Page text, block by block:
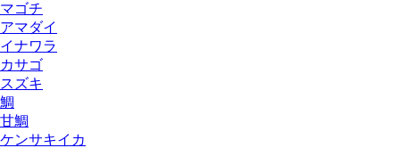
マゴチ
アマダイ
イナワラ
カサゴ
スズキ
鯛
甘鯛
ケンサキイカ